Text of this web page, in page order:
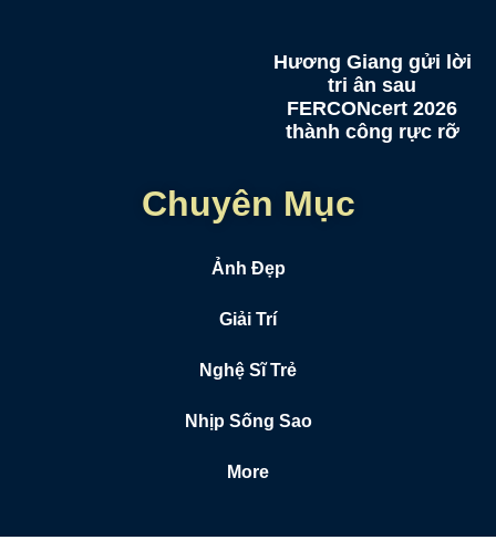
Hương Giang gửi lời
tri ân sau
FERCONcert 2026
thành công rực rỡ
Chuyên Mục
Ảnh Đẹp
Giải Trí
Nghệ Sĩ Trẻ
Nhịp Sống Sao
More